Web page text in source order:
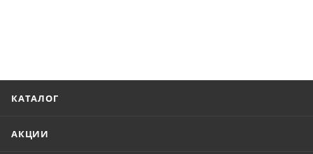
КАТАЛОГ
АКЦИИ